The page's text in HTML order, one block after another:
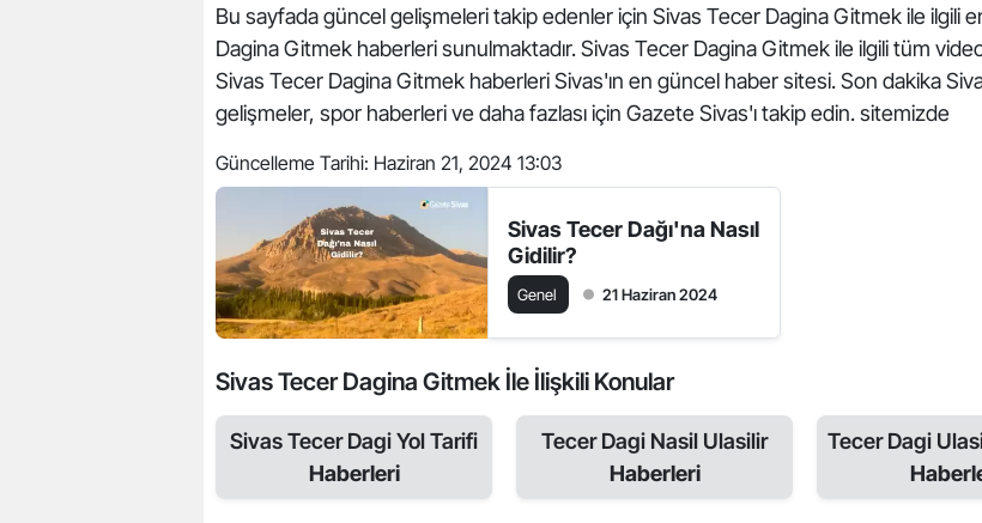
Bu sayfada güncel gelişmeleri takip edenler için Sivas Tecer Dagina Gitmek ile ilgili
Dagina Gitmek haberleri sunulmaktadır. Sivas Tecer Dagina Gitmek ile ilgili tüm
Sivas Tecer Dagina Gitmek haberleri Sivas'ın en güncel haber sitesi. Son dakika
gelişmeler, spor haberleri ve daha fazlası için Gazete Sivas'ı takip edin. sitemizde
Güncelleme Tarihi: Haziran 21, 2024 13:03
Sivas Tecer Dağı'na Nasıl
Gidilir?
Genel 21 Haziran 2024
Sivas Tecer Dagina Gitmek İle İlişkili Konular
Sivas Tecer Dagi Yol Tarifi
Haberleri
Tecer Dagi Nasil Ulasilir
Haberleri
Tecer Dagi